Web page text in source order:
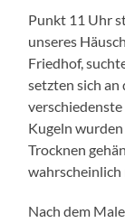
Punkt 11 Uhr
unseres
Friedhof,
setzten sich an
Kugeln
Trocknen
wahrscheinlich
Nach dem